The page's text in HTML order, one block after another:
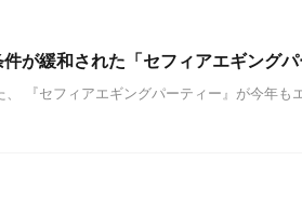
が緩和された「セフィアエギングパ
『セフィアエギングパーティー』が今年